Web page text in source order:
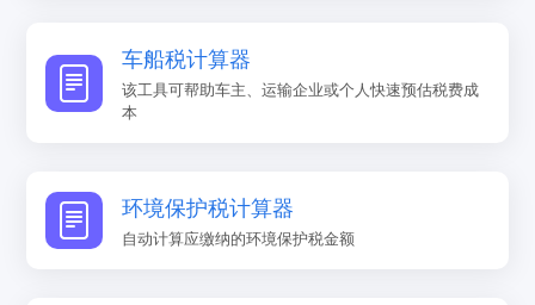
车船税计算器
该工具可帮助车主、运输企业或个人快速预估税费成
本
环境保护税计算器
自动计算应缴纳的环境保护税金额